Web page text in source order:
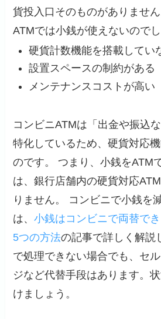
貨投入口そのものがありませ
ATMでは小銭が使えないのでし
硬貨計数機能を搭載してい
設置スペースの制約がある
メンテナンスコストが高い
コンビニATMは「出金や振込
特化しているため、硬貨対応
のです。 つまり、小銭をATM
は、銀行店舗内の硬貨対応
りません。 コンビニで小銭を
は、小銭はコンビニで両替で
5つの方法の記事で詳しく解説
で処理できない場合でも、セ
ジなど代替手段はあります。
けましょう。